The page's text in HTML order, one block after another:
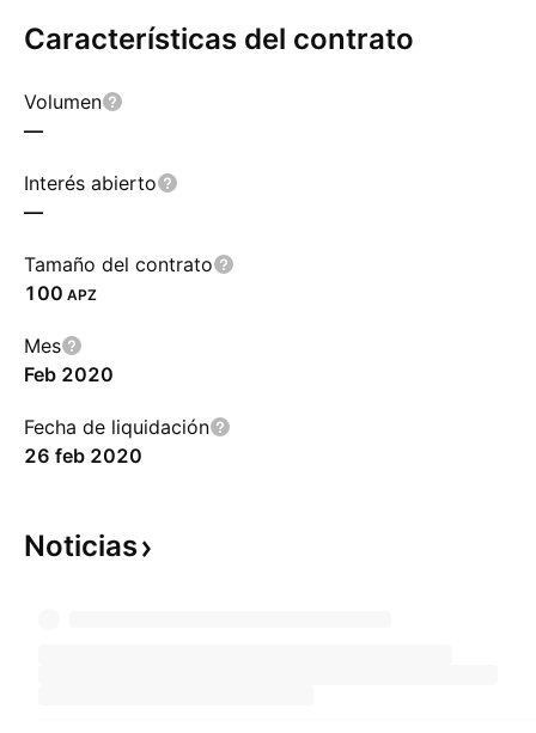
Características del contrato
Volumen
—
Interés abierto
—
Tamaño del contrato
100 APZ
Mes
Feb 2020
Fecha de liquidación
26 feb 2020
Noticias